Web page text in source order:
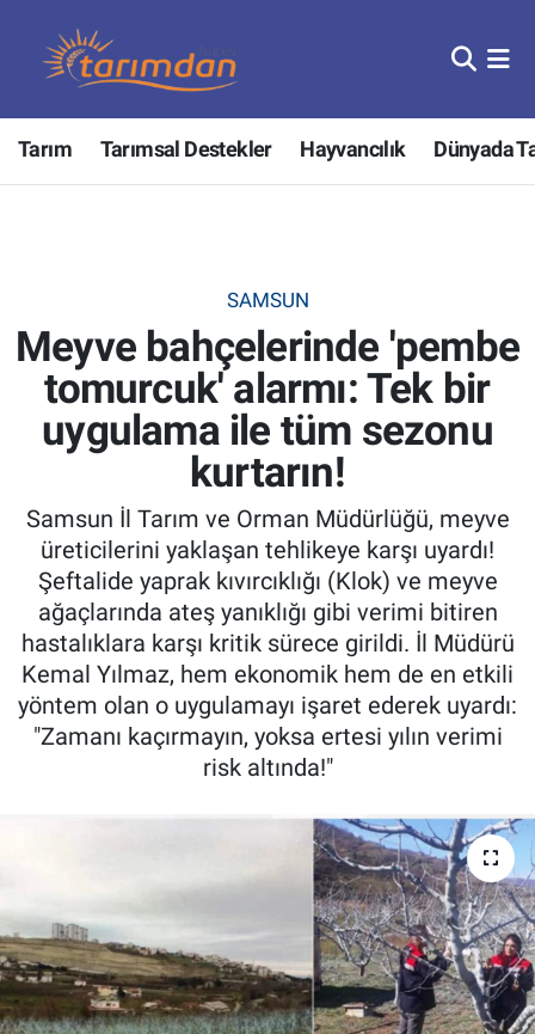
Tarım Tarımsal Destekler Hayvancılık Dünyada
SAMSUN
Meyve bahçelerinde 'pembe
tomurcuk' alarmı: Tek bir
uygulama ile tüm sezonu
kurtarın!
Samsun İl Tarım ve Orman Müdürlüğü, meyve
üreticilerini yaklaşan tehlikeye karşı uyardı!
Şeftalide yaprak kıvırcıklığı (Klok) ve meyve
ağaçlarında ateş yanıklığı gibi verimi bitiren
hastalıklara karşı kritik sürece girildi. İl Müdürü
Kemal Yılmaz, hem ekonomik hem de en etkili
yöntem olan o uygulamayı işaret ederek uyardı:
"Zamanı kaçırmayın, yoksa ertesi yılın verimi
risk altında!"
Tarım
Hayvancılık
Tarımsal Destekler
Tarım Bakanlığı
TZOB
Tarım Kredi Kooperatifleri
Pankobirlik
Et fiyatları
Tarım Bilgisi
Yetiştirici Soruyor
Dünyada Tarım
Üretici Birlikleri
Şeker ve Şekerli Mamüller
Tahıllar ve Baklagiller
Nöbetçi Eczaneler
Hava Durumu
Tüm Manşetler
Son Dakika Haberleri
Haber Arşivi